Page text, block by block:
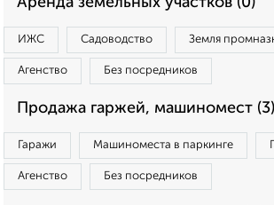
ИЖС Садоводство Земля
Агенство Без посредников
Продажа гаржей, машиномест (3)
Гаражи Машиноместа в паркинге
Агенство Без посредников